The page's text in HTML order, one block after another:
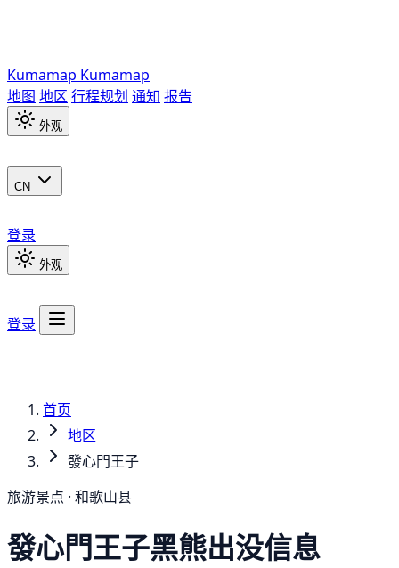
Kumamap Kumamap
地图 地区 行程规划 通知 报告
外观
CN
登录
外观
登录
首页
地区
發心門王子
旅游景点 · 和歌山县
發心門王子黑熊出没信息